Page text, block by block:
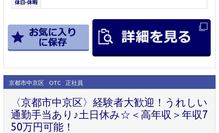
京都市中京区 OTC 正社員
〈京都市中京区〉経験者大歓迎！うれしい
通勤手当あり♪土日休み☆＜高年収＞年収7
50万円可能！